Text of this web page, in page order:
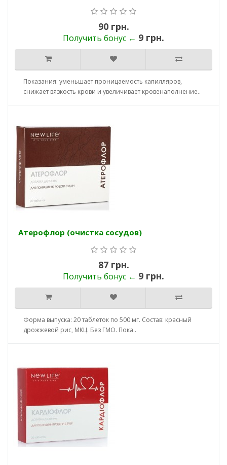
90 грн.
Получить бонус ← 9 грн.
Показания: уменьшает проницаемость капилляров,
снижает вязкость крови и увеличивает кровенаполнение..
Атерофлор (очистка сосудов)
87 грн.
Получить бонус ← 9 грн.
Форма выпуска: 20 таблеток по 500 мг. Состав: красный
дрожжевой рис, МКЦ. Без ГМО. Пока..